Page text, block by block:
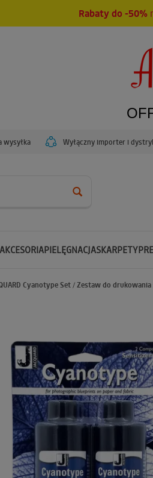
Rabaty do -50%
wysyłka Wyłączny importer i
AKCESORIAPIELĘGNACJASKARPETY
Cyanotype Set / Zestaw do